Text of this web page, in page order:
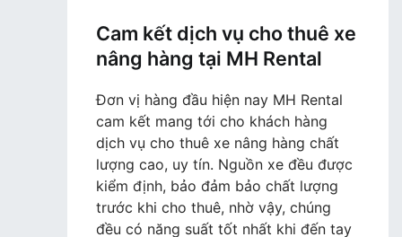
Cam kết dịch vụ cho thuê xe
nâng hàng tại MH Rental
Đơn vị hàng đầu hiện nay MH Rental
cam kết mang tới cho khách hàng
dịch vụ cho thuê xe nâng hàng chất
lượng cao, uy tín. Nguồn xe đều được
kiểm định, bảo đảm bảo chất lượng
trước khi cho thuê, nhờ vậy, chúng
đều có năng suất tốt nhất khi đến tay